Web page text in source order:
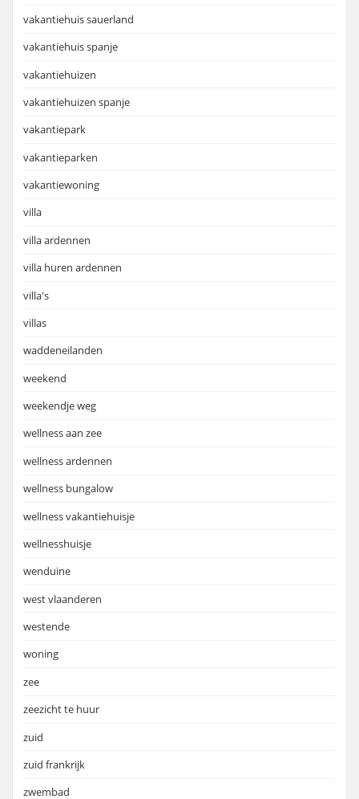
vakantiehuis sauerland
vakantiehuis spanje
vakantiehuizen
vakantiehuizen spanje
vakantiepark
vakantieparken
vakantiewoning
villa
villa ardennen
villa huren ardennen
villa's
villas
waddeneilanden
weekend
weekendje weg
wellness aan zee
wellness ardennen
wellness bungalow
wellness vakantiehuisje
wellnesshuisje
wenduine
west vlaanderen
westende
woning
zee
zeezicht te huur
zuid
zuid frankrijk
zwembad